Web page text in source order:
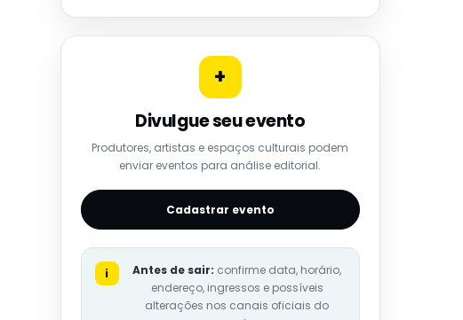
+
Divulgue seu evento
Produtores, artistas e espaços culturais podem
enviar eventos para análise editorial.
Cadastrar evento
i Antes de sair: confirme data, horário,
endereço, ingressos e possíveis
alterações nos canais oficiais do